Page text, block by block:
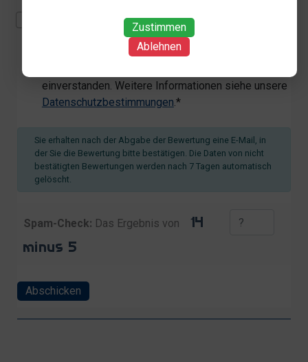
Zustimmen
Ablehnen
Mit der Erhebung, Verarbeitung und Nutzung meiner
personenbezogenen Daten (Angaben, Datum und
Uhrzeit der Bewertungsabgabe, Referrer-URL) zum
einverstanden. Weitere Informationen siehe unsere
Datenschutzbestimmungen.*
Sie erhalten nach der Abgabe der Bewertung eine E-Mail, in
der Sie die Bewertung bitte bestätigen. Die Daten von nicht
bestätigten Bewertungen werden nach 7 Tagen automatisch
gelöscht.
Spam-Check: Das Ergebnis von
Abschicken